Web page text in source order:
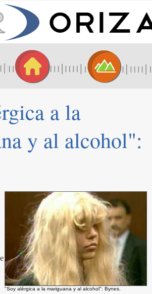
a la
y al alcohol":
"Soy alérgica a la mariguana y al alcohol": Bynes.